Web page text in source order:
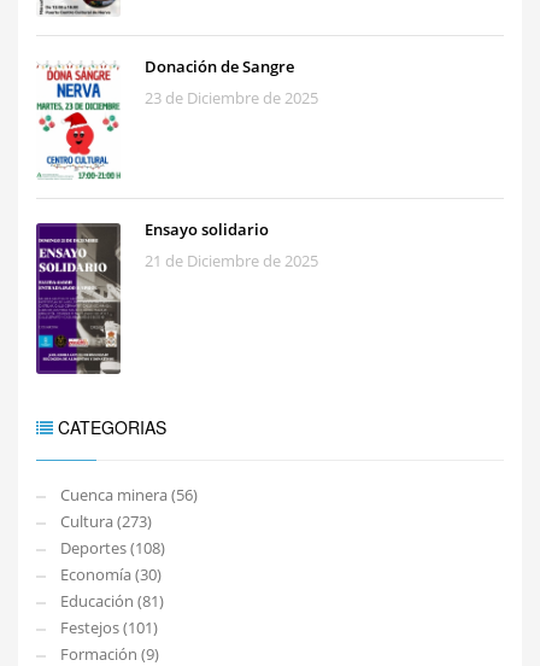
Donación de Sangre
23 de Diciembre de 2025
Ensayo solidario
21 de Diciembre de 2025
CATEGORIAS
Cuenca minera (56)
Cultura (273)
Deportes (108)
Economía (30)
Educación (81)
Festejos (101)
Formación (9)